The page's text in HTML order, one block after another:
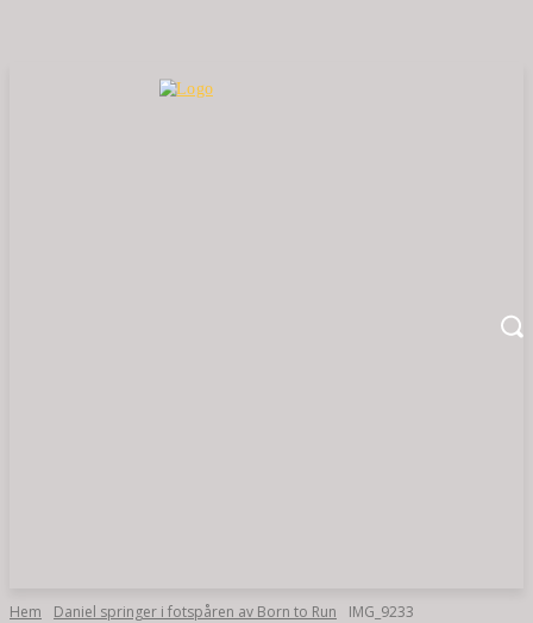
Hem Daniel springer i fotspåren av Born to Run IMG_9233